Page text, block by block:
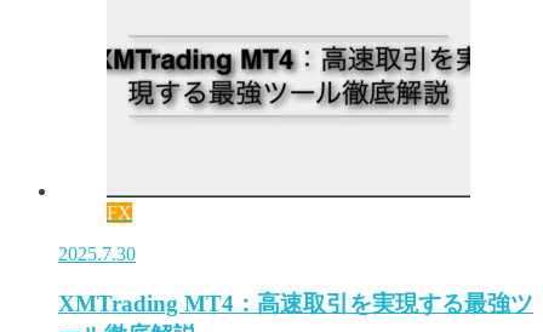
FX
2025.7.30
XMTrading MT4：高速取引を実現する最強ツ